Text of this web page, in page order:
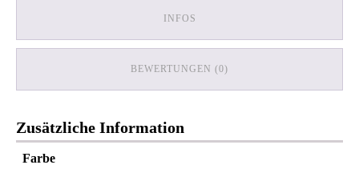
INFOS
BEWERTUNGEN (0)
Zusätzliche Information
Farbe